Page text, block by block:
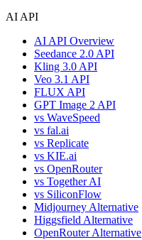
AI API
AI API Overview
Seedance 2.0 API
Kling 3.0 API
Veo 3.1 API
FLUX API
GPT Image 2 API
vs WaveSpeed
vs fal.ai
vs Replicate
vs KIE.ai
vs OpenRouter
vs Together AI
vs SiliconFlow
Midjourney Alternative
Higgsfield Alternative
OpenRouter Alternative